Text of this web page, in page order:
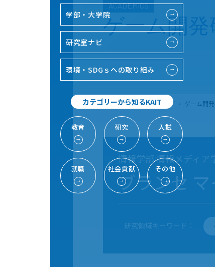
学部・大学院 →
研究室ナビ →
環境・SDGｓへの取り組み →
カテゴリーから知るKAIT
教育
→
研究
→
入試
→
就職
→
社会貢献
→
その他
→
ACADEMICS
ゲーム開発
TOP 研究 研究室ナビ ゲーム開
情報学部 情報メディア
ブランセ
研究領域キーワード：